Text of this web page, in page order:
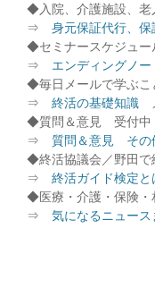
◆入院、介護施設、老
⇒ 身元保証代行、
◆セミナースケジュー
⇒ エンディングノ
◆毎日メールで学ぶこ
⇒ 終活の基礎知識
◆質問＆意見 受付中
⇒ 質問＆意見 その
◆終活協議会／野田で
⇒ 終活ガイド検定
◆医療・介護・保険・
⇒ 気になるニュース